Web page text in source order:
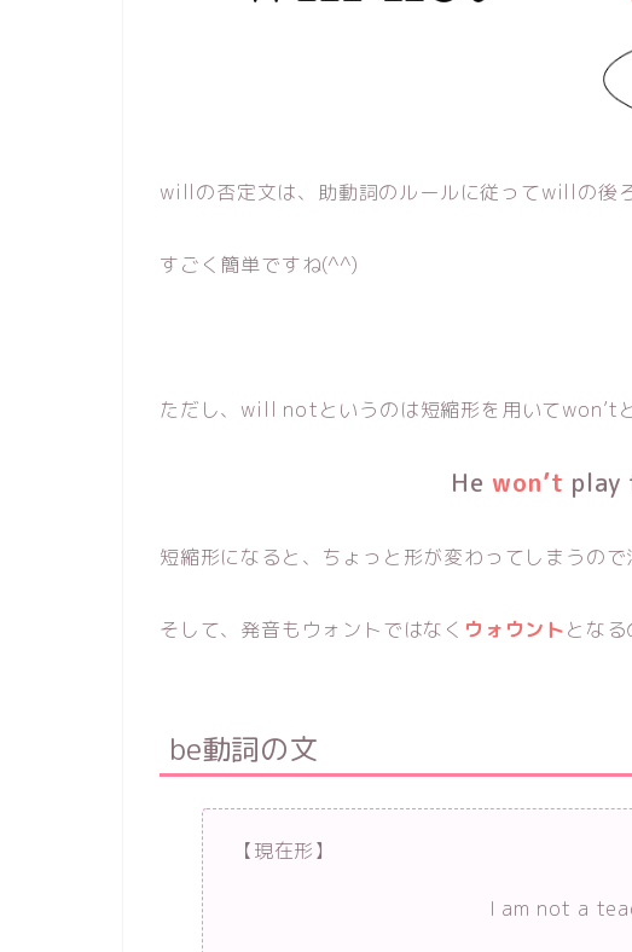
willの否定文は、助動詞のルールに従ってwillの後
すごく簡単ですね(^^)
ただし、will notというのは短縮形を用いてwon’t
He won’t play
短縮形になると、ちょっと形が変わってしまうので
そして、発音もウォントではなく ウォウントとなる
be動詞の文
【現在形】
I am not a